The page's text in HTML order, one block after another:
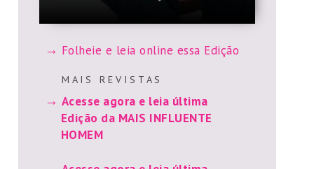
Folheie e leia online essa Edição
M A I S R E V I S T A S
Acesse agora e leia última
Edição da MAIS INFLUENTE
HOMEM